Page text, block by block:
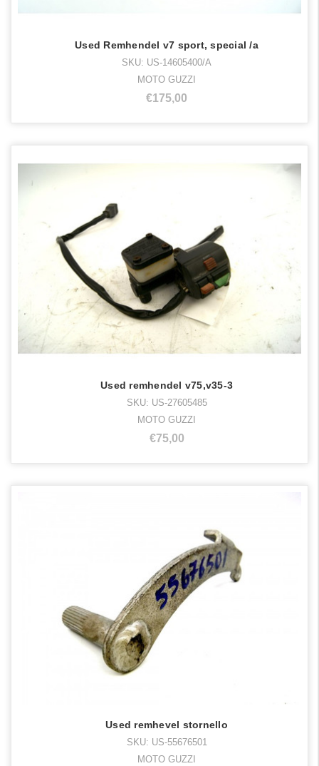
Used Remhendel v7 sport, special /a
SKU: US-14605400/A
MOTO GUZZI
€175,00
Used remhendel v75,v35-3
SKU: US-27605485
MOTO GUZZI
€75,00
Used remhevel stornello
SKU: US-55676501
MOTO GUZZI